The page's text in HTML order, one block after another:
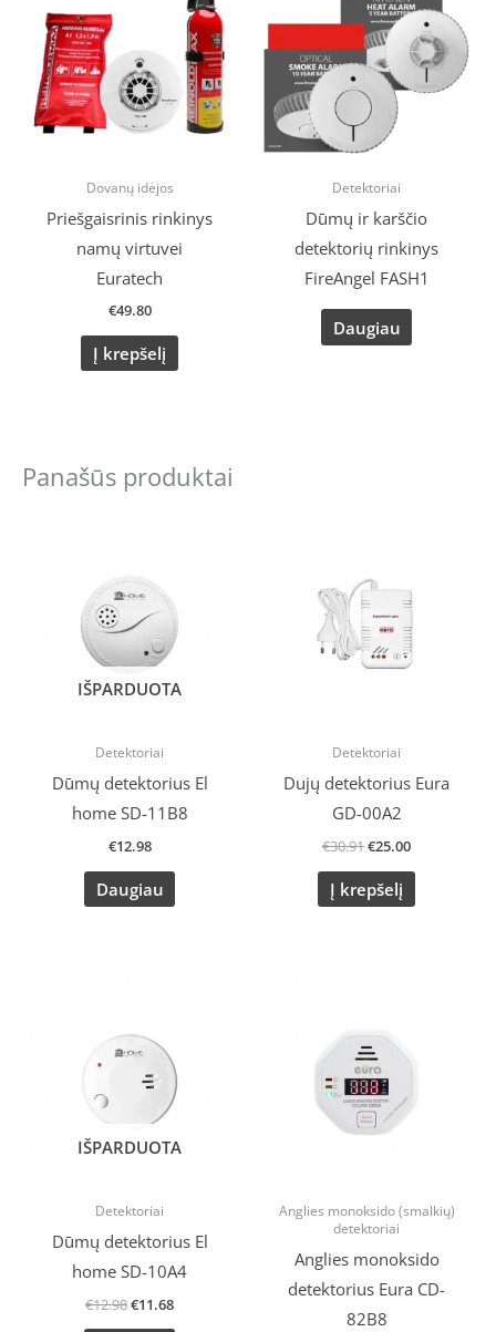
Dovanų idėjos
Priešgaisrinis rinkinys
namų virtuvei
Euratech
€49.80
Į krepšelį
Detektoriai
Dūmų ir karščio
detektorių rinkinys
FireAngel FASH1
Daugiau
Panašūs produktai
IŠPARDUOTA
Detektoriai
Dūmų detektorius El
home SD-11B8
€12.98
Daugiau
Detektoriai
Dujų detektorius Eura
GD-00A2
€30.91
€30.91.
€25.00
Į krepšelį
IŠPARDUOTA
Detektoriai
Dūmų detektorius El
home SD-10A4
€12.98
€12.98.
€11.68
Anglies monoksido (smalkių)
detektoriai
Anglies monoksido
detektorius Eura CD-
82B8
€36.70.